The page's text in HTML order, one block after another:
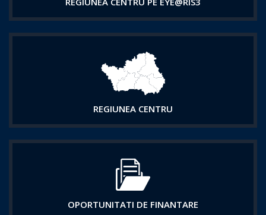
REGIUNEA CENTRU
OPORTUNITATI DE FINANTARE